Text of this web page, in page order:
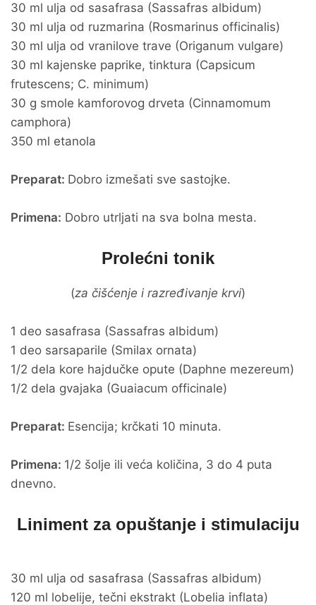
30 ml ulja od sasafrasa (Sassafras albidum)
30 ml ulja od ruzmarina (Rosmarinus officinalis)
30 ml ulja od vranilove trave (Origanum vulgare)
30 ml kajenske paprike, tinktura (Capsicum
frutescens; C. minimum)
30 g smole kamforovog drveta (Cinnamomum
camphora)
350 ml etanola
Preparat: Dobro izmešati sve sastojke.
Primena: Dobro utrljati na sva bolna mesta.
Prolećni tonik
(za čišćenje i razređivanje krvi)
1 deo sasafrasa (Sassafras albidum)
1 deo sarsaparile (Smilax ornata)
1/2 dela kore hajdučke opute (Daphne mezereum)
1/2 dela gvajaka (Guaiacum officinale)
Preparat: Esencija; krčkati 10 minuta.
Primena: 1/2 šolje ili veća količina, 3 do 4 puta
dnevno.
Liniment za opuštanje i stimulaciju
30 ml ulja od sasafrasa (Sassafras albidum)
120 ml lobelije, tečni ekstrakt (Lobelia inflata)